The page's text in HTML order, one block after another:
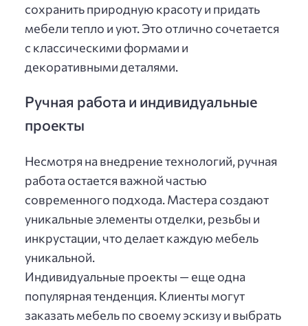
сохранить природную красоту и придать
мебели тепло и уют. Это отлично сочетается
с классическими формами и
декоративными деталями.
Ручная работа и индивидуальные
проекты
Несмотря на внедрение технологий, ручная
работа остается важной частью
современного подхода. Мастера создают
уникальные элементы отделки, резьбы и
инкрустации, что делает каждую мебель
уникальной.
Индивидуальные проекты — еще одна
популярная тенденция. Клиенты могут
заказать мебель по своему эскизу и выбрать